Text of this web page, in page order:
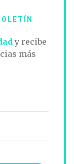
y recibe
más